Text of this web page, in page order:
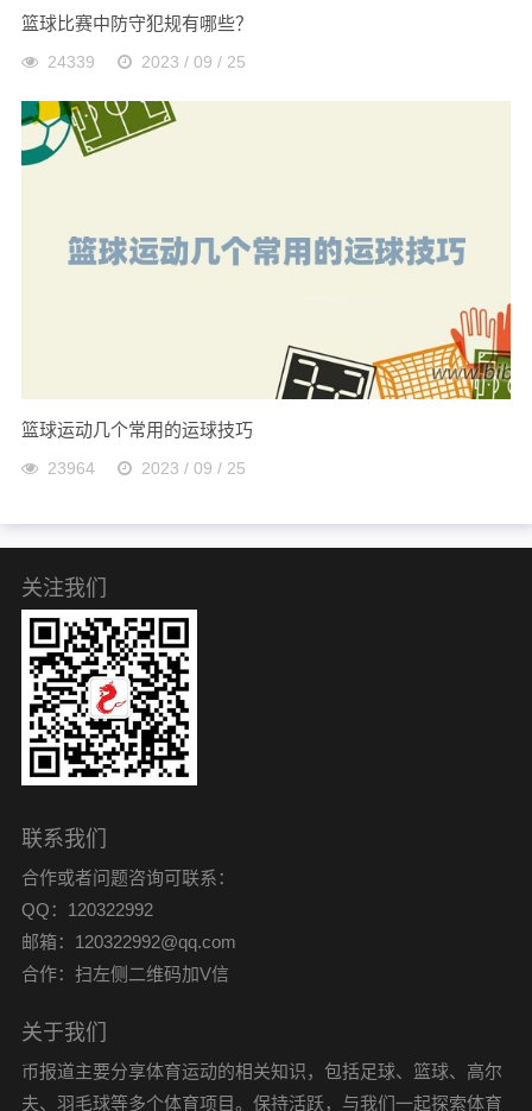
篮球比赛中防守犯规有哪些？
24339 2023 / 09 / 25
篮球运动几个常用的运球技巧
23964 2023 / 09 / 25
关注我们
联系我们
合作或者问题咨询可联系：
QQ：120322992
邮箱：120322992@qq.com
合作：扫左侧二维码加V信
关于我们
币报道主要分享体育运动的相关知识，包括足球、篮球、高尔
夫、羽毛球等多个体育项目。保持活跃，与我们一起探索体育